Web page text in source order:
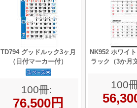
TD794 グッドルック3ヶ月
（日付マーカー付）
100冊:
76,500円
NK952 ホワイ
ラック（3か月
100